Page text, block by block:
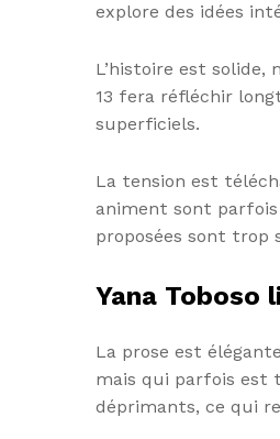
explore des idées
L’histoire est
13 fera réfléchir
superficiels.
La tension est
animent sont parfois
proposées sont trop
Yana Toboso
La prose est
mais qui parfois est
déprimants, ce qui